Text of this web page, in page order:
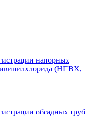
напорных
(НПВХ,
обсадных труб